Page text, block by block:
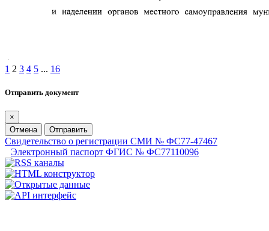
1 2 3 4 5 ... 16
Отправить документ
×
Отмена
Отправить
Свидетельство о регистрации СМИ № ФС77-47467
Электронный паспорт ФГИС № ФС77110096